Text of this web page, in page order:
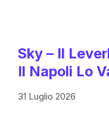
Sky – Il
Il Napoli Lo
31 Luglio 2026